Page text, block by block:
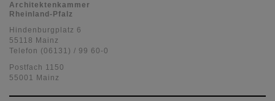
Architektenkammer
Rheinland-Pfalz
Hindenburgplatz 6
55118 Mainz
Telefon (06131) / 99 60-0
Postfach 1150
55001 Mainz